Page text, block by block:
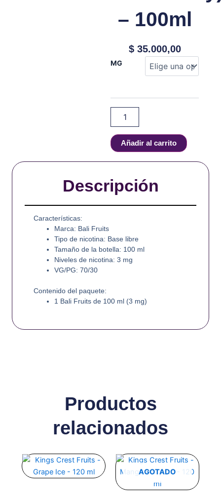
– 100ml
$35.000,00
MG
Bali
(Watermelon
Kiwi
Strawberry)
100ml
cantidad
Añadir al carrito
Descripción
Características:
Marca: Bali Fruits
Tipo de nicotina: Base libre
Tamaño de la botella: 100 ml
Niveles de nicotina: 3 mg
VG/PG: 70/30
Contenido del paquete:
1 Bali Fruits de 100 ml (3 mg)
Productos
relacionados
Este
producto
AGOTADO
Este
producto
tiene